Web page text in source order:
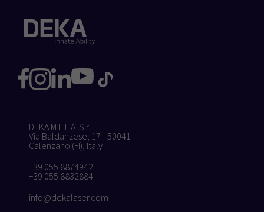
DEKA M.E.L.A. S.r.l.
Via Baldanzese, 17 - 50041
Calenzano (FI), Italy
+39 055 8874942
+39 055 8832884
info@dekalaser.com